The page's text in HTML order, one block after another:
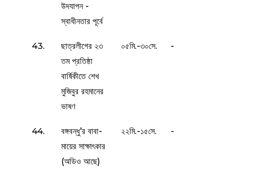
উদযাপন -
স্বাধীনতার পূর্বে
43.
ছাত্রলীগের ২৩
তম প্রতিষ্ঠা
বার্ষিকীতে শেখ
মুজিবুর রহমানের
ভাষণ
০৫মি.-৩০সে. -
44.
বঙ্গবন্ধু’র বাবা-
মায়ের সাক্ষাৎকার
(অডিও আছে)
২২মি.-১৫সে. -